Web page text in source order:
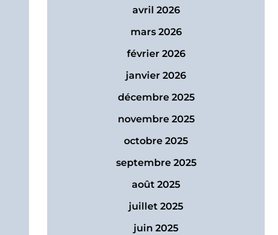
avril 2026
mars 2026
février 2026
janvier 2026
décembre 2025
novembre 2025
octobre 2025
septembre 2025
août 2025
juillet 2025
juin 2025